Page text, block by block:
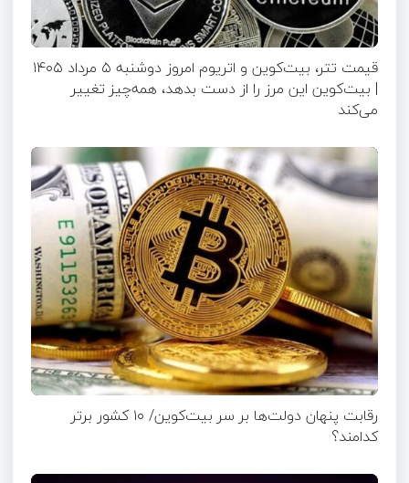
قیمت تتر، بیت‌کوین و اتریوم امروز دوشنبه ۵ مرداد ۱۴۰۵
| بیت‌کوین این مرز را از دست بدهد، همه‌چیز تغییر
می‌کند
رقابت پنهان دولت‌ها بر سر بیت‌کوین/ ۱۰ کشور برتر
کدامند؟